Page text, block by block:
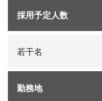
採用予定人数
若干名
勤務地